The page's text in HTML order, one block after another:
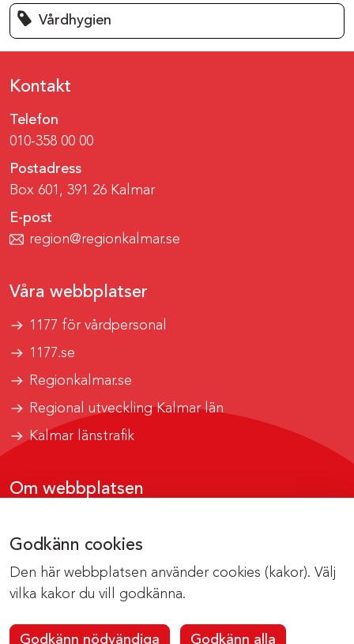
Godkänn cookies
Den här webbplatsen använder cookies (kakor). Välj
vilka kakor du vill godkänna.
Godkänn nödvändiga Godkänn alla
Vårdhygien
Kontakt
Telefon
010-358 00 00
Postadress
Box 601, 391 26 Kalmar
E-post
region@regionkalmar.se
Våra webbplatser
1177 för vårdpersonal
1177.se
Regionkalmar.se
Regional utveckling Kalmar län
Kalmar länstrafik
Om webbplatsen
Om cookies
Kontakta webbredaktionen